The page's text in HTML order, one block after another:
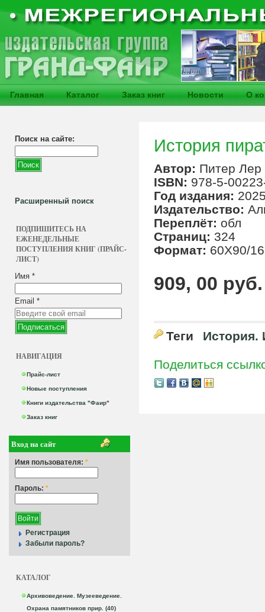
Главная Каталог Заказ книг Новости О
Поиск на сайте:
Расширенный поиск
ПОДПИШИТЕСЬ НА
ЕЖЕНЕДЕЛЬНЫЕ
ПОСТУПЛЕНИЯ КНИГ (ПРАЙС-
ЛИСТ)
Имя *
Email *
НАВИГАЦИЯ
Прайс-лист
Новые поступления
Книги издательства "Фаир"
Заказ книг
Вход на сайт
Имя пользователя: *
Пароль: *
Регистрация
Забыли пароль?
КАТАЛОГ
Архивоведение. Музееведение.
Охрана памятников прир. (40)
История
Автор: Питер Лер
ISBN: 978-5-
Год издания:
Издательство:
Переплёт: обл
Страниц: 324
Формат: 60X90/16
909, 00 руб.
Теги История.
Поделиться